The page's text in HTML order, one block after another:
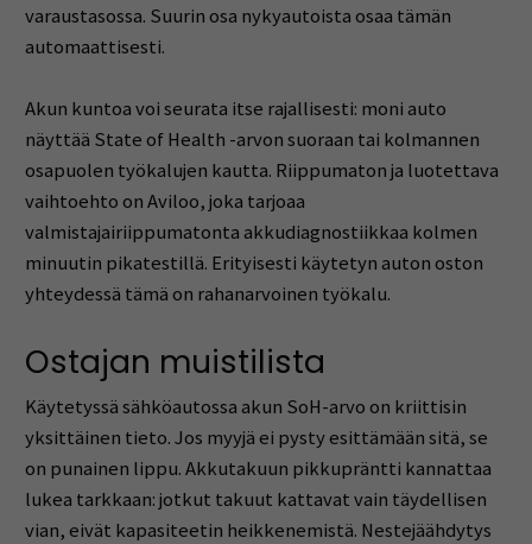
varaustasossa. Suurin osa nykyautoista osaa tämän
automaattisesti.
Akun kuntoa voi seurata itse rajallisesti: moni auto
näyttää State of Health -arvon suoraan tai kolmannen
osapuolen työkalujen kautta. Riippumaton ja luotettava
vaihtoehto on Aviloo, joka tarjoaa
valmistajairiippumatonta akkudiagnostiikkaa kolmen
minuutin pikatestillä. Erityisesti käytetyn auton oston
yhteydessä tämä on rahanarvoinen työkalu.
Ostajan muistilista
Käytetyssä sähköautossa akun SoH-arvo on kriittisin
yksittäinen tieto. Jos myyjä ei pysty esittämään sitä, se
on punainen lippu. Akkutakuun pikkupräntti kannattaa
lukea tarkkaan: jotkut takuut kattavat vain täydellisen
vian, eivät kapasiteetin heikkenemistä. Nestejäähdytys